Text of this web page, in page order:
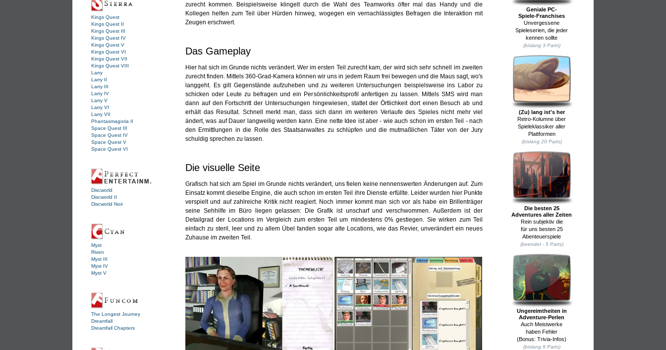
Kings Quest
Kings Quest II
Kings Quest III
Kings Quest IV
Kings Quest V
Kings Quest VI
Kings Quest VII
Kings Quest VIII
Larry
Larry II
Larry III
Larry IV
Larry V
Larry VI
Larry VII
Phantasmagoria II
Space Quest III
Space Quest IV
Space Quest V
Space Quest VI
Discworld
Discworld II
Discworld Noir
Myst
Riven
Myst III
Myst IV
Myst V
The Longest Journey
Dreamfall
Dreamfall Chapters
zurecht kommen. Beispielsweise klingelt durch die Wahl des Teamworks öfter mal das Handy und die
Kollegen helfen zum Teil über Hürden hinweg, wogegen ein vernachlässigtes Befragen die Interaktion mit
Zeugen erschwert.
Das Gameplay
Hier hat sich im Grunde nichts verändert. Wer im ersten Teil zurecht kam, der wird sich sehr schnell im zweiten
zurecht finden. Mittels 360-Grad-Kamera können wir uns in jedem Raum frei bewegen und die Maus sagt, wo's
langgeht. Es gilt Gegenstände aufzuheben und zu weiteren Untersuchungen beispielsweise ins Labor zu
schicken oder Leute zu befragen und ein Persönlichkeitsprofil anfertigen zu lassen. Mittels SMS wird man
dann auf den Fortschritt der Untersuchungen hingewiesen, stattet der Örtlichkeit dort einen Besuch ab und
erhält das Resultat. Schnell merkt man, dass sich dann im weiteren Verlaufe des Spieles nicht mehr viel
ändert, was auf Dauer langweilig werden kann. Eine nette Idee ist aber - wie auch schon im ersten Teil - nach
den Ermittlungen in die Rolle des Staatsanwaltes zu schlüpfen und die mutmaßlichen Täter von der Jury
schuldig sprechen zu lassen.
Die visuelle Seite
Grafisch hat sich am Spiel im Grunde nichts verändert, uns fielen keine nennenswerten Änderungen auf. Zum
Einsatz kommt dieselbe Engine, die auch schon im ersten Teil ihre Dienste erfüllte. Leider wurden hier Punkte
verspielt und auf zahlreiche Kritik nicht reagiert. Noch immer kommt man sich vor als habe ein Brillenträger
seine Sehhilfe im Büro liegen gelassen: Die Grafik ist unscharf und verschwommen. Außerdem ist der
Detailgrad der Locations im Vergleich zum ersten Teil um mindestens 0% gestiegen. Sie wirken zum Teil
einfach zu steril, leer und zu allem Übel fanden sogar alte Locations, wie das Revier, unverändert ein neues
Zuhause im zweiten Teil.
Geniale PC-
Spiele-Franchises
Unvergessene
Spieleserien, die jeder
kennen sollte
(bislang 3 Parts)
(Zu) lang ist's her
Retro-Kolumne über
Spieleklassiker aller
Plattformen
(bislang 20 Parts)
Die besten 25
Adventures aller Zeiten
Rein subjektiv die
für uns besten 25
Abenteuerspiele
(beendet - 5 Parts)
Ungereimtheiten in
Adventure-Perlen
Auch Meistwerke
haben Fehler
(Bonus: Trivia-Infos)
(bislang 9 Parts)